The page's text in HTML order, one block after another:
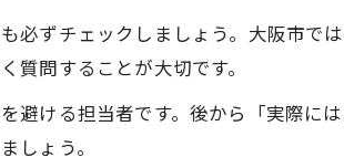
業者が注目する査定ポイント
必ずチェックしましょう。大阪市で
問することが大切です。
ける担当者です。後から「実際に
しょう。